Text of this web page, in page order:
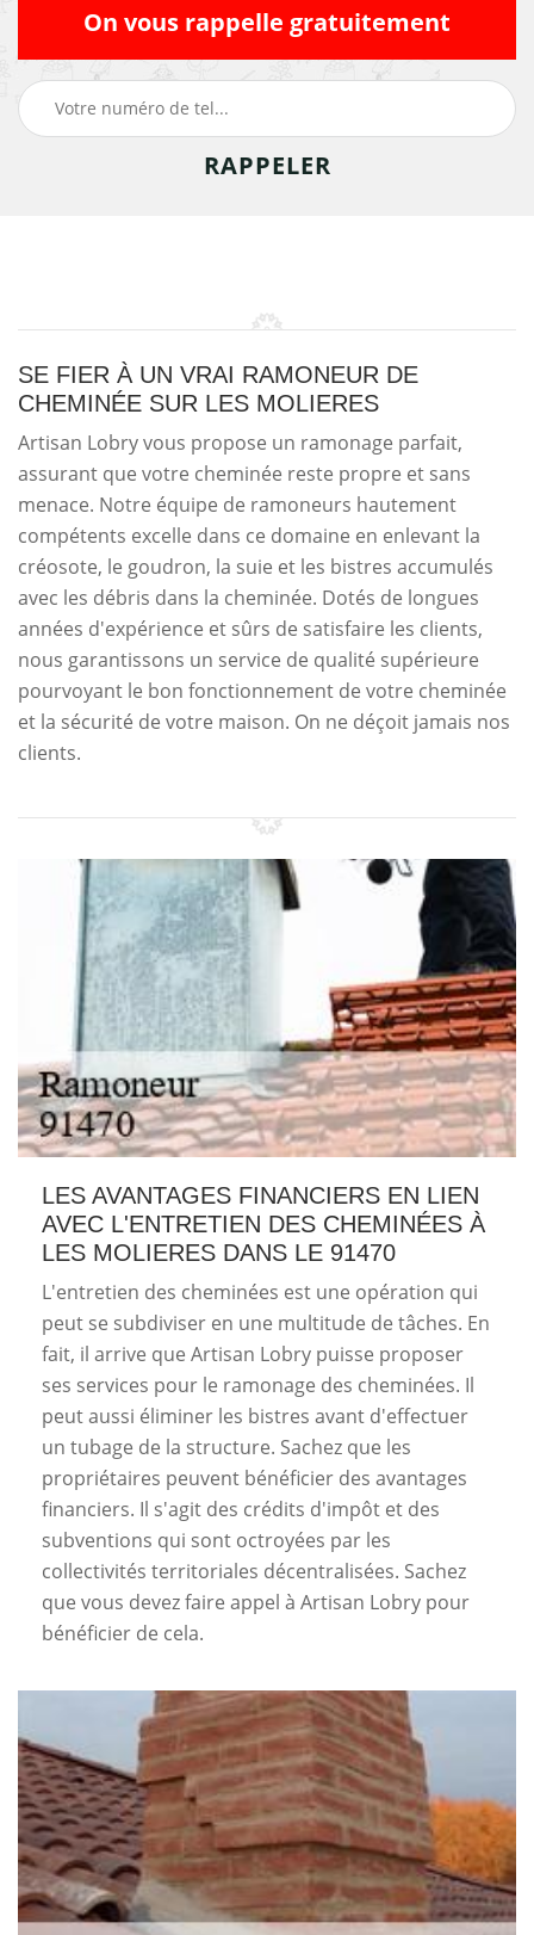
On vous rappelle gratuitement
SE FIER À UN VRAI RAMONEUR DE
CHEMINÉE SUR LES MOLIERES
Artisan Lobry vous propose un ramonage parfait,
assurant que votre cheminée reste propre et sans
menace. Notre équipe de ramoneurs hautement
compétents excelle dans ce domaine en enlevant la
créosote, le goudron, la suie et les bistres accumulés
avec les débris dans la cheminée. Dotés de longues
années d'expérience et sûrs de satisfaire les clients,
nous garantissons un service de qualité supérieure
pourvoyant le bon fonctionnement de votre cheminée
et la sécurité de votre maison. On ne déçoit jamais nos
clients.
LES AVANTAGES FINANCIERS EN LIEN
AVEC L'ENTRETIEN DES CHEMINÉES À
LES MOLIERES DANS LE 91470
L'entretien des cheminées est une opération qui
peut se subdiviser en une multitude de tâches. En
fait, il arrive que Artisan Lobry puisse proposer
ses services pour le ramonage des cheminées. Il
peut aussi éliminer les bistres avant d'effectuer
un tubage de la structure. Sachez que les
propriétaires peuvent bénéficier des avantages
financiers. Il s'agit des crédits d'impôt et des
subventions qui sont octroyées par les
collectivités territoriales décentralisées. Sachez
que vous devez faire appel à Artisan Lobry pour
bénéficier de cela.